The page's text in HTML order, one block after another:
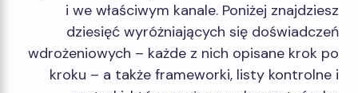
i we właściwym kanale. Poniżej znajdziesz
dziesięć wyróżniających się doświadczeń
wdrożeniowych – każde z nich opisane krok po
kroku – a także frameworki, listy kontrolne i